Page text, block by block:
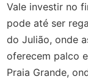
Vale investir no
pode até ser
do Julião, onde
oferecem palco
Praia Grande,